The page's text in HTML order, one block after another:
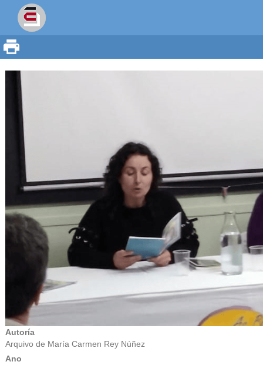
Autoría
Arquivo de María Carmen Rey Núñez
Ano